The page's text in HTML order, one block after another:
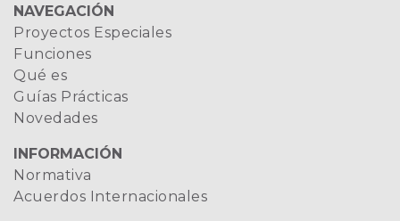
NAVEGACIÓN
Proyectos Especiales
Funciones
Qué es
Guías Prácticas
Novedades
INFORMACIÓN
Normativa
Acuerdos Internacionales